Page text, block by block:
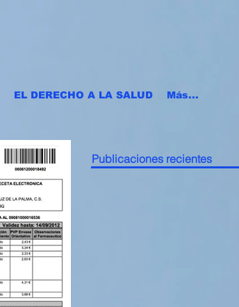
EL DERECHO A LA SALUD Más...
Publicaciones recientes